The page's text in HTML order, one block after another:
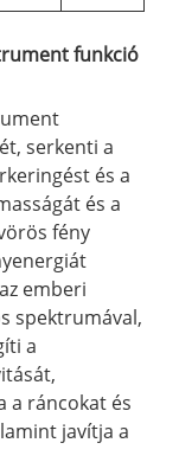
funkció
serkenti a
és a
és a
fény
emberi
spektrumával,
a
a ráncokat és
javítja a